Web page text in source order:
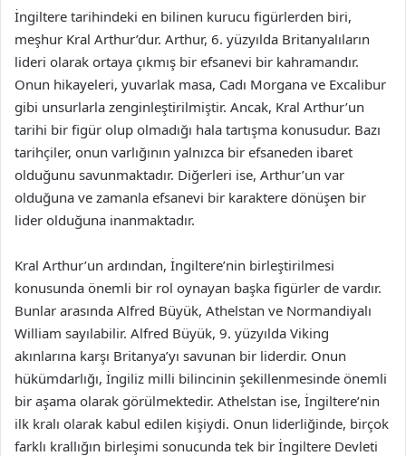
İngiltere tarihindeki en bilinen kurucu figürlerden biri,
meşhur Kral Arthur’dur. Arthur, 6. yüzyılda Britanyalıların
lideri olarak ortaya çıkmış bir efsanevi bir kahramandır.
Onun hikayeleri, yuvarlak masa, Cadı Morgana ve Excalibur
gibi unsurlarla zenginleştirilmiştir. Ancak, Kral Arthur’un
tarihi bir figür olup olmadığı hala tartışma konusudur. Bazı
tarihçiler, onun varlığının yalnızca bir efsaneden ibaret
olduğunu savunmaktadır. Diğerleri ise, Arthur’un var
olduğuna ve zamanla efsanevi bir karaktere dönüşen bir
lider olduğuna inanmaktadır.
Kral Arthur’un ardından, İngiltere’nin birleştirilmesi
konusunda önemli bir rol oynayan başka figürler de vardır.
Bunlar arasında Alfred Büyük, Athelstan ve Normandiyalı
William sayılabilir. Alfred Büyük, 9. yüzyılda Viking
akınlarına karşı Britanya’yı savunan bir liderdir. Onun
hükümdarlığı, İngiliz milli bilincinin şekillenmesinde önemli
bir aşama olarak görülmektedir. Athelstan ise, İngiltere’nin
ilk kralı olarak kabul edilen kişiydi. Onun liderliğinde, birçok
farklı krallığın birleşimi sonucunda tek bir İngiltere Devleti